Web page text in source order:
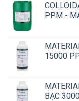
PPM -
15000
BẠC